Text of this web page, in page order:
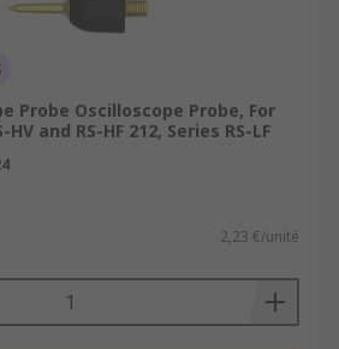
Probe Oscilloscope Probe, For
HV and RS-HF 212, Series RS-LF
2,23 €/unité